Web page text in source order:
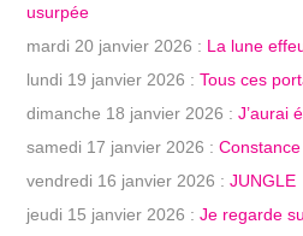
usurpée
mardi 20 janvier 2026 : La lune
lundi 19 janvier 2026 :Tous ces
dimanche 18 janvier 2026 :J’aurai
samedi 17 janvier 2026 :
vendredi 16 janvier 2026 :JUNGLE
jeudi 15 janvier 2026 :Je regarde